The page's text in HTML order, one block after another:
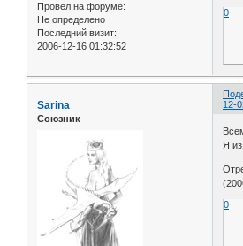
Провел на форуме:
Не определено
Последний визит:
2006-12-16 01:32:52
0
12-
Sarina
Союзник
Я
0